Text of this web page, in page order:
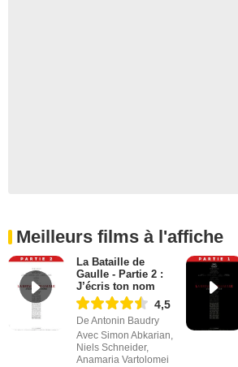
Meilleurs films à l'affiche
La Bataille de
Gaulle - Partie 2 :
J’écris ton nom
4,5
De Antonin Baudry
Avec Simon Abkarian,
Niels Schneider,
Anamaria Vartolomei